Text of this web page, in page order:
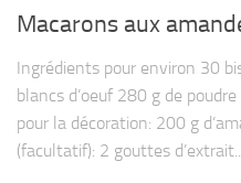
Macarons aux
Ingrédients pour environ 30
blancs d’oeuf 280 g de
pour la décoration: 200 g
(facultatif): 2 gouttes